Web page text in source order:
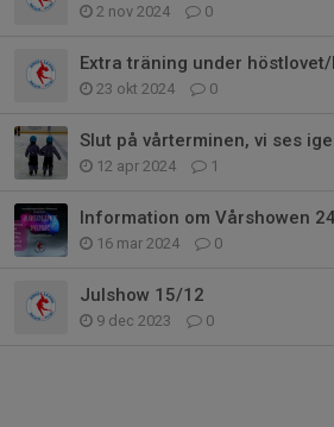
2 nov 2024 0
23 okt 2024 0
Slut på vårterminen, vi ses
12 apr 2024 1
Information om Vårshowen
16 mar 2024 0
Julshow 15/12
9 dec 2023 0